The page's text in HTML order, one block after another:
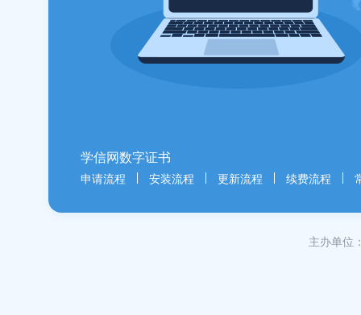
学信网数字证书
申请流程 安装流程 更新流程 续费流程
主办单位